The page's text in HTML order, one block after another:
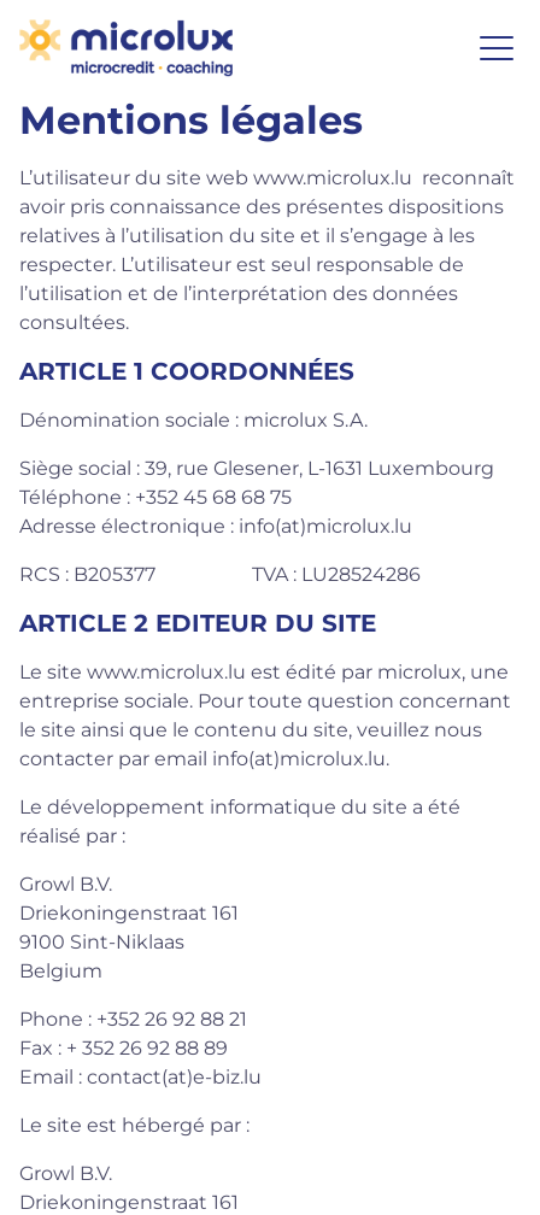
Mentions légales
L’utilisateur du site web www.microlux.lu reconnaît
avoir pris connaissance des présentes dispositions
relatives à l’utilisation du site et il s’engage à les
respecter. L’utilisateur est seul responsable de
l’utilisation et de l’interprétation des données
consultées.
ARTICLE 1 COORDONNÉES
Dénomination sociale : microlux S.A.
Siège social : 39, rue Glesener, L-1631 Luxembourg
Téléphone : +352 45 68 68 75
Adresse électronique : info(at)microlux.lu
RCS : B205377 TVA : LU28524286
ARTICLE 2 EDITEUR DU SITE
Le site www.microlux.lu est édité par microlux, une
entreprise sociale. Pour toute question concernant
le site ainsi que le contenu du site, veuillez nous
contacter par email info(at)microlux.lu.
Le développement informatique du site a été
réalisé par :
Growl B.V.
Driekoningenstraat 161
9100 Sint-Niklaas
Belgium
Phone : +352 26 92 88 21
Fax : + 352 26 92 88 89
Email : contact(at)e-biz.lu
Le site est hébergé par :
Growl B.V.
Driekoningenstraat 161